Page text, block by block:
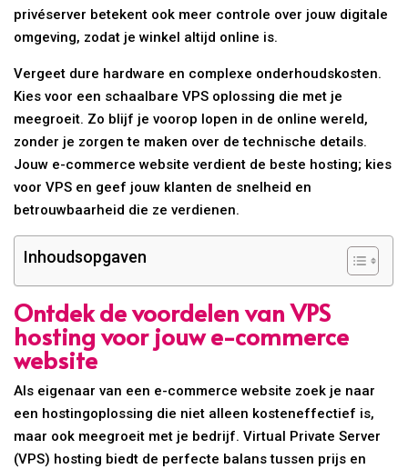
privéserver betekent ook meer controle over jouw digitale
omgeving, zodat je winkel altijd online is.
Vergeet dure hardware en complexe onderhoudskosten.
Kies voor een schaalbare VPS oplossing die met je
meegroeit. Zo blijf je voorop lopen in de online wereld,
zonder je zorgen te maken over de technische details.
Jouw e-commerce website verdient de beste hosting; kies
voor VPS en geef jouw klanten de snelheid en
betrouwbaarheid die ze verdienen.
Inhoudsopgaven
Ontdek de voordelen van VPS
hosting voor jouw e-commerce
website
Als eigenaar van een e-commerce website zoek je naar
een hostingoplossing die niet alleen kosteneffectief is,
maar ook meegroeit met je bedrijf. Virtual Private Server
(VPS) hosting biedt de perfecte balans tussen prijs en